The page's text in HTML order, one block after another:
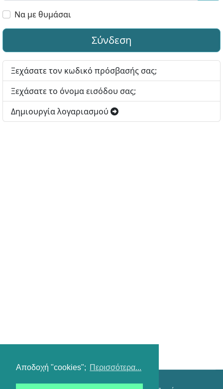
Αποδοχή "cookies"; Περισσότερα...
Να με θυμάσαι
Σύνδεση
Ξεχάσατε τον κωδικό πρόσβασής σας;
Ξεχάσατε το όνομα εισόδου σας;
Δημιουργία λογαριασμού